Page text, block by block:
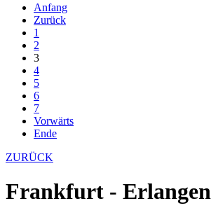
Anfang
Zurück
1
2
3
4
5
6
7
Vorwärts
Ende
ZURÜCK
Frankfurt - Erlangen